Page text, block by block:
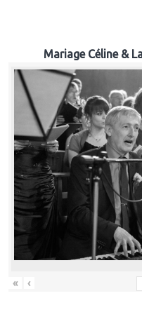
Mariage Céline &
« ‹